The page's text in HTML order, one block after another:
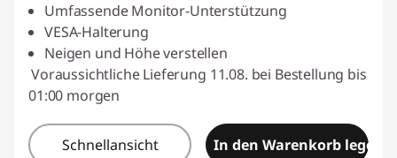
Umfassende Monitor-Unterstützung
VESA-Halterung
Neigen und Höhe verstellen
Voraussichtliche Lieferung 11.08. bei Bestellung bis
01:00 morgen
Schnellansicht In den Warenkorb legen